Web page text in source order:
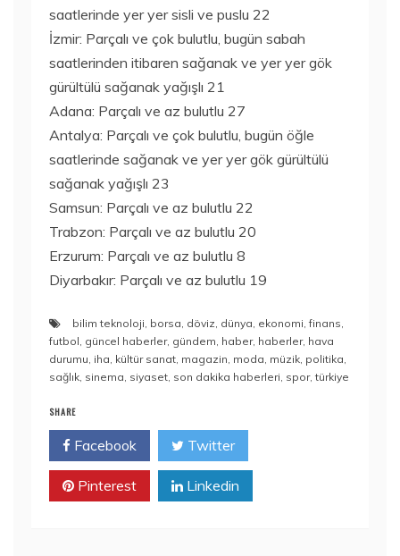
saatlerinde yer yer sisli ve puslu 22
İzmir: Parçalı ve çok bulutlu, bugün sabah
saatlerinden itibaren sağanak ve yer yer gök
gürültülü sağanak yağışlı 21
Adana: Parçalı ve az bulutlu 27
Antalya: Parçalı ve çok bulutlu, bugün öğle
saatlerinde sağanak ve yer yer gök gürültülü
sağanak yağışlı 23
Samsun: Parçalı ve az bulutlu 22
Trabzon: Parçalı ve az bulutlu 20
Erzurum: Parçalı ve az bulutlu 8
Diyarbakır: Parçalı ve az bulutlu 19
bilim teknoloji, borsa, döviz, dünya, ekonomi,finans,
futbol, güncel haberler, gündem, haber, haberler, hava
durumu, iha, kültür sanat, magazin, moda, müzik, politika,
sağlık, sinema, siyaset, son dakika haberleri, spor,türkiye
SHARE
Facebook Twitter
Pinterest Linkedin